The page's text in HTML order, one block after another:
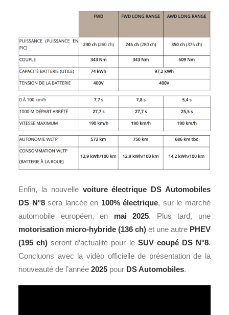
Enfin, la nouvelle voiture électrique DS Automobiles
DS N°8sera lancée en 100% électrique, sur le marché
automobile européen, en mai 2025. Plus tard, une
motorisation micro-hybride (136 ch) et une autre PHEV
(195 ch) seront d’actualité pour le SUV coupé DS N°8.
Concluons avec la vidéo officielle de présentation de la
nouveauté de l’année 2025 pour DS Automobiles.